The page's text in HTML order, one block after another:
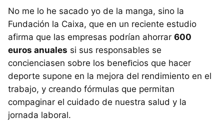
No me lo he sacado yo de la manga, sino la
Fundación la Caixa, que en un reciente estudio
afirma que las empresas podrían ahorrar 600
euros anuales si sus responsables se
concienciasen sobre los beneﬁcios que hacer
deporte supone en la mejora del rendimiento en el
trabajo, y creando fórmulas que permitan
compaginar el cuidado de nuestra salud y la
jornada laboral.